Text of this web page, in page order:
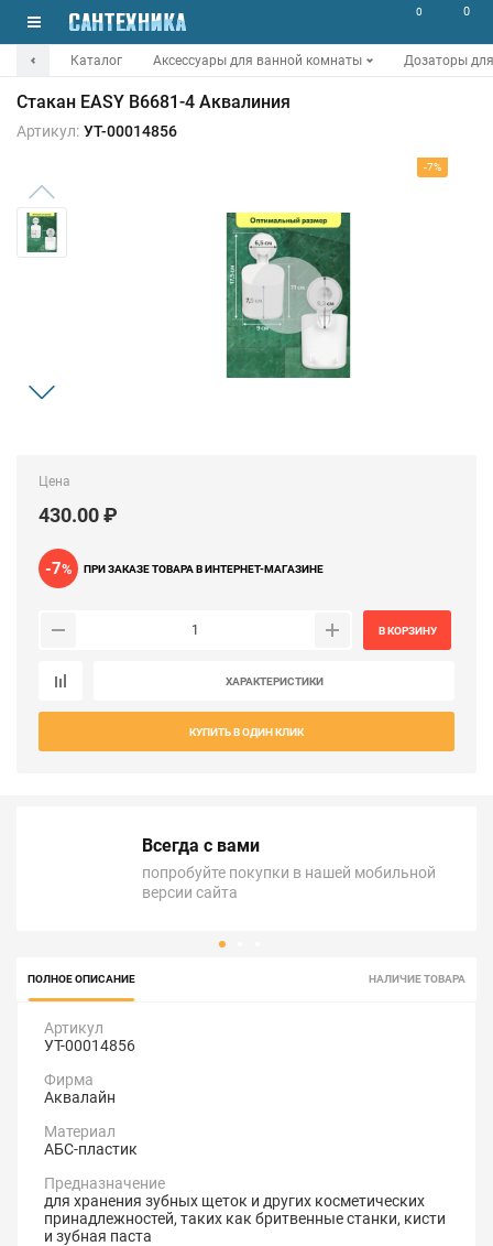
0 0
Каталог Аксессуары для ванной комнаты Дозаторы
Стакан EASY B6681-4 Аквалиния
Артикул: УТ-00014856
-7%
Цена
430.00 ₽
-7% ПРИ ЗАКАЗЕ ТОВАРА В ИНТЕРНЕТ-МАГАЗИНЕ
В КОРЗИНУ
ХАРАКТЕРИСТИКИ
КУПИТЬ В ОДИН КЛИК
Всегда с вами
попробуйте покупки в нашей мобильной
версии сайта
ПОЛНОЕ ОПИСАНИЕ НАЛИЧИЕ ТОВАРА
Артикул
УТ-00014856
Фирма
Аквалайн
Материал
АБС-пластик
Предназначение
для хранения зубных щеток и других косметических
принадлежностей, таких как бритвенные станки, кисти
и зубная паста